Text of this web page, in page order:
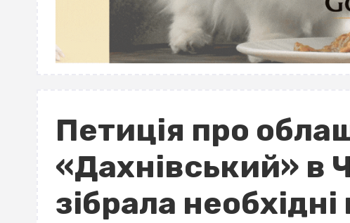
Петиція про
«Дахнівський» в
зібрала необхідні